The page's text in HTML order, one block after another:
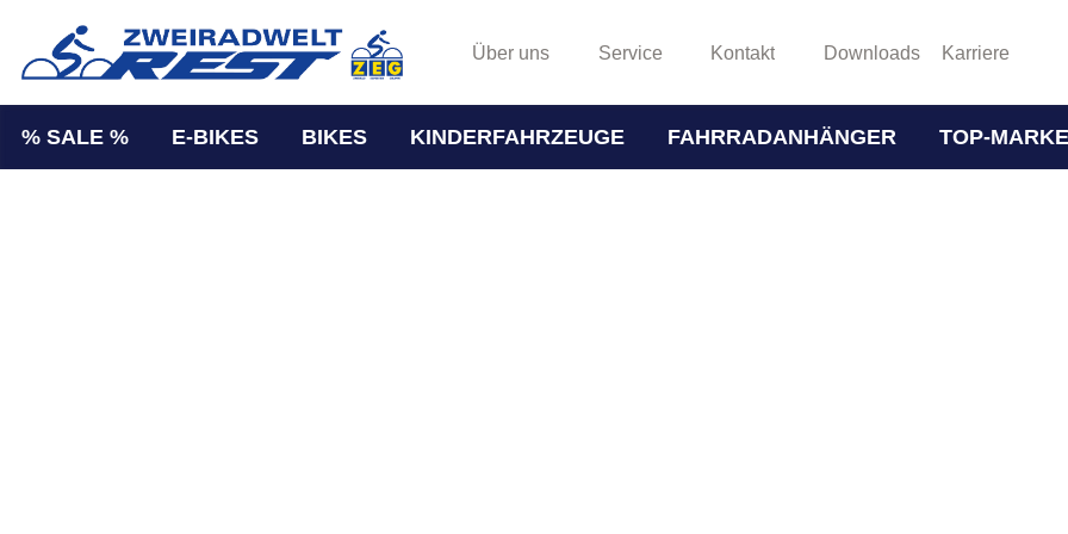
Über uns Service Kontakt Downloads Karriere
% SALE % E-BIKES BIKES KINDERFAHRZEUGE FAHRRADANHÄNGER TOP-